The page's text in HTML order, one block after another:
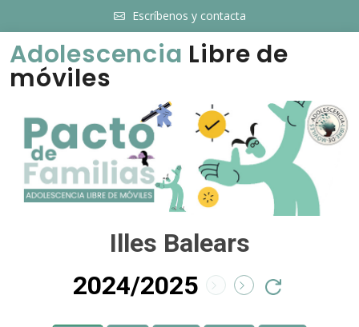
Escríbenos y contacta
Adolescencia Libre de
móviles
Illes Balears
2024/2025